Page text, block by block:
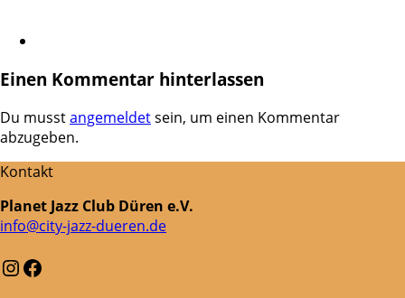
Einen Kommentar hinterlassen
Du musstangemeldetsein, um einen Kommentar
abzugeben.
Kontakt
Planet Jazz Club Düren e.V.
info@city-jazz-dueren.de
Instagram
Facebook